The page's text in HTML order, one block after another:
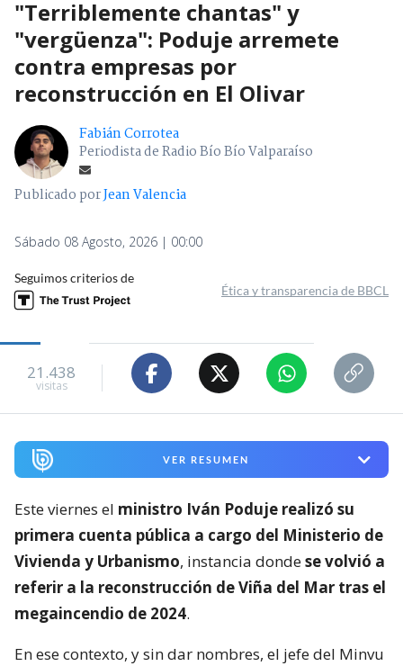
"Terriblemente chantas" y
"vergüenza": Poduje arremete
contra empresas por
reconstrucción en El Olivar
Fabián Corrotea
Periodista de Radio Bío Bío Valparaíso
Publicado porJean Valencia
Sábado 08 Agosto, 2026 | 00:00
Seguimos criterios de
Ética y transparencia de BBCL
21.438
visitas
VER RESUMEN
Este viernes el ministro Iván Poduje realizó su
primera cuenta pública a cargo del Ministerio de
Vivienda y Urbanismo, instancia dondese volvió a
referir a la reconstrucción de Viña del Mar tras el
megaincendio de 2024.
En ese contexto, y sin dar nombres, el jefe del Minvu